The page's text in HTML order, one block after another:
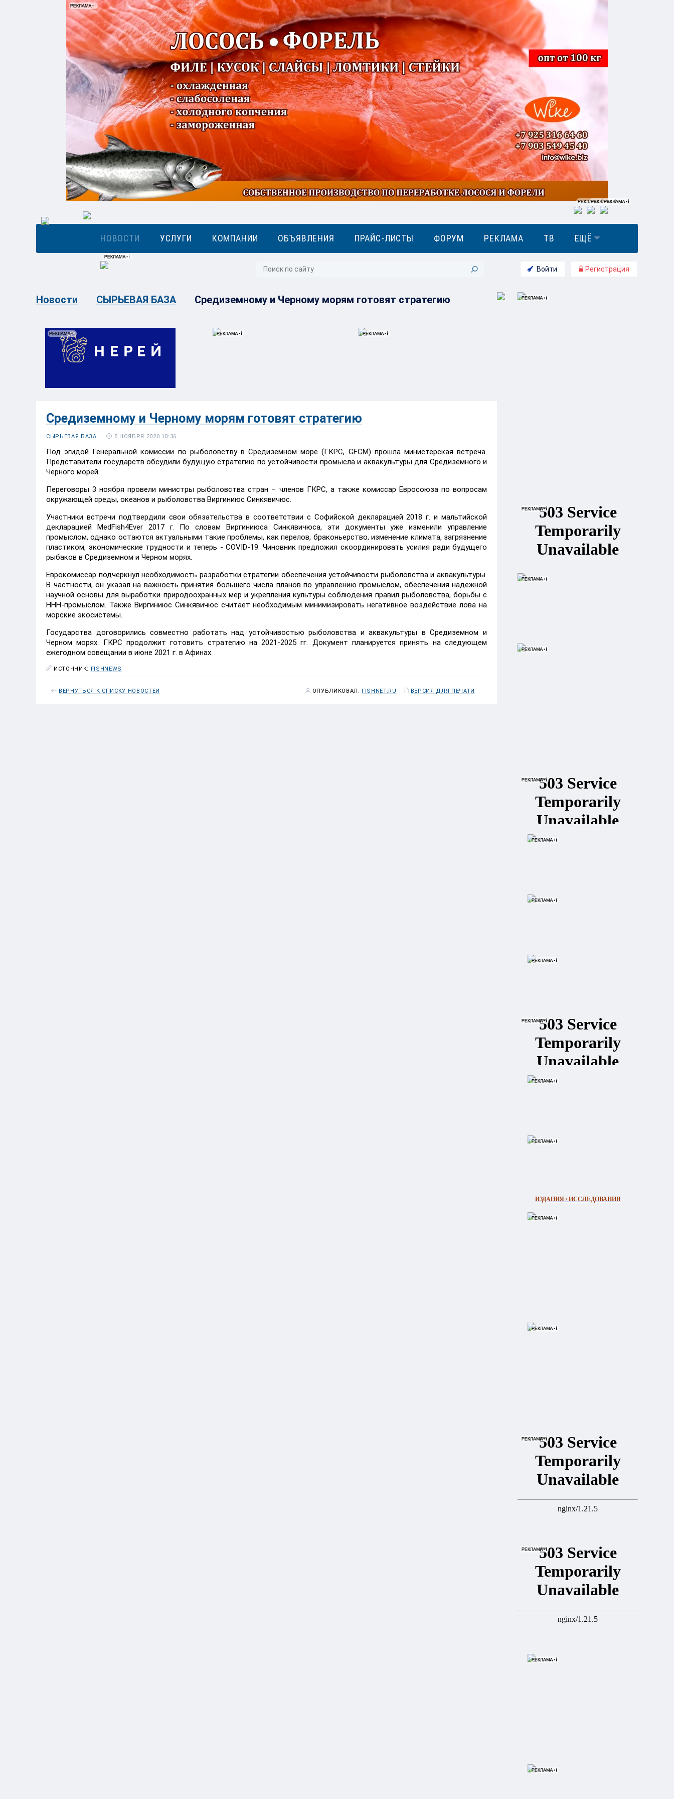
НОВОСТИ УСЛУГИ КОМПАНИИ ОБЪЯВЛЕНИЯ ПРАЙС-ЛИСТЫ ФОРУМ РЕКЛАМА ТВ ЕЩЁ
Войти Регистрация
Новости СЫРЬЕВАЯ БАЗА Средиземному и Черному морям готовят стратегию
Средиземному и Черному морям готовят стратегию
СЫРЬЕВАЯ БАЗА 5 НОЯБРЯ 2020 10:36
Под эгидой Генеральной комиссии по рыболовству в Средиземном море (ГКРС, GFCM) прошла министерская встреча.
Представители государств обсудили будущую стратегию по устойчивости промысла и аквакультуры для Средиземного и
Черного морей.
Переговоры 3 ноября провели министры рыболовства стран – членов ГКРС, а также комиссар Евросоюза по вопросам
окружающей среды, океанов и рыболовства Виргиниюс Синкявичюс.
Участники встречи подтвердили свои обязательства в соответствии с Софийской декларацией 2018 г. и мальтийской
декларацией MedFish4Ever 2017 г. По словам Виргиниюса Синкявичюса, эти документы уже изменили управление
промыслом, однако остаются актуальными такие проблемы, как перелов, браконьерство, изменение климата, загрязнение
пластиком, экономические трудности и теперь - COVID-19. Чиновник предложил скоординировать усилия ради будущего
рыбаков в Средиземном и Черном морях.
Еврокомиссар подчеркнул необходимость разработки стратегии обеспечения устойчивости рыболовства и аквакультуры.
В частности, он указал на важность принятия большего числа планов по управлению промыслом, обеспечения надежной
научной основы для выработки природоохранных мер и укрепления культуры соблюдения правил рыболовства, борьбы с
ННН-промыслом. Также Виргиниюс Синкявичюс считает необходимым минимизировать негативное воздействие лова на
морские экосистемы.
Государства договорились совместно работать над устойчивостью рыболовства и аквакультуры в Средиземном и
Черном морях. ГКРС продолжит готовить стратегию на 2021-2025 гг. Документ планируется принять на следующем
ежегодном совещании в июне 2021 г. в Афинах.
ИСТОЧНИК: FISHNEWS
ВЕРНУТЬСЯ К СПИСКУ НОВОСТЕЙ ОПУБЛИКОВАЛ: FISHNET.RU ВЕРСИЯ ДЛЯ ПЕЧАТИ
ИЗДАНИЯ / ИССЛЕДОВАНИЯ